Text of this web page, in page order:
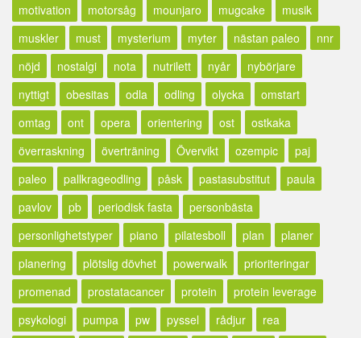
motivation
motorsåg mounjaro mugcake
musik
muskler
must mysterium myter nästan paleo
nnr
nöjd
nostalgi nota nutrilett nyår
nybörjare
nyttigt
obesitas odla odling olycka
omstart
omtag
ont opera orientering ost
ostkaka
överraskning
överträning Övervikt ozempic
paj
paleo
pallkrageodling påsk pastasubstitut
paula
pavlov
pb periodisk fasta
personbästa
personlighetstyper
piano pilatesboll plan
planer
planering
plötslig dövhet powerwalk
prioriteringar
promenad
prostatacancer protein
protein leverage
psykologi
pumpa pw pyssel rådjur
rea